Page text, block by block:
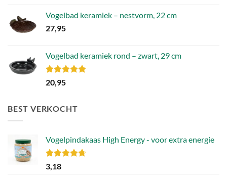
Vogelbad keramiek – nestvorm, 22 cm
27,95
Vogelbad keramiek rond – zwart, 29 cm
Gewaardeerd
5.00
20,95
BEST VERKOCHT
Vogelpindakaas High Energy - voor extra energie
Gewaardeerd
4.70
3,18